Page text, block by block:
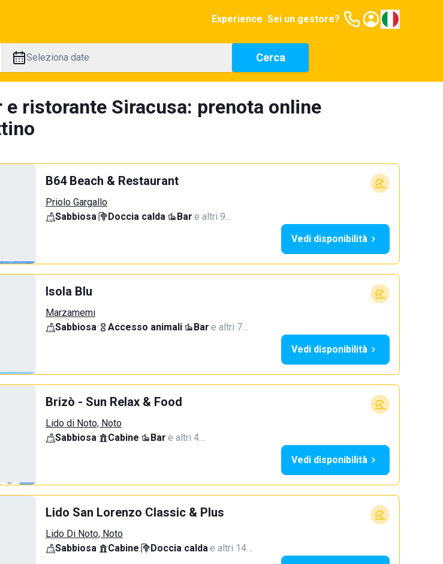
Experience Sei un gestore?
Seleziona date Cerca
e ristorante Siracusa: prenota online
B64 Beach & Restaurant
Priolo Gargallo
Sabbiosa· Doccia calda· Bar·e altri 9…
Vedi disponibilità
Isola Blu
Marzamemi
Sabbiosa· Accesso animali· Bar·e altri 7…
Vedi disponibilità
Brizò - Sun Relax & Food
Lido di Noto, Noto
Sabbiosa· Cabine· Bar·e altri 4…
Vedi disponibilità
Lido San Lorenzo Classic & Plus
Lido Di Noto, Noto
Sabbiosa· Cabine· Doccia calda·e altri 14…